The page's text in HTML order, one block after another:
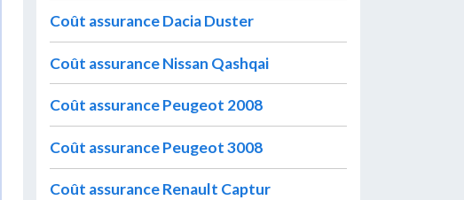
Coût assurance Dacia Duster
Coût assurance Nissan Qashqai
Coût assurance Peugeot 2008
Coût assurance Peugeot 3008
Coût assurance Renault Captur